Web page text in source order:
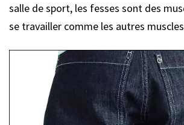
salle de sport, les fesses sont des
se travailler comme les autres